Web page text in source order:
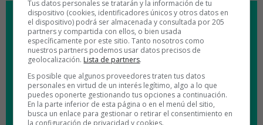
Tus datos personales se tratarán y la información de tu
dispositivo (cookies, identificadores únicos y otros datos en
el dispositivo) podrá ser almacenada y consultada por 205
partners y compartida con ellos, o bien usada
específicamente por este sitio. Tanto nosotros como
nuestros partners podemos usar datos precisos de
geolocalización. Lista de partners.
Es posible que algunos proveedores traten tus datos
personales en virtud de un interés legítimo, algo a lo que
puedes oponerte gestionando tus opciones a continuación.
En la parte inferior de esta página o en el menú del sitio,
busca un enlace para gestionar o retirar el consentimiento en
la configuración de privacidad y cookies.